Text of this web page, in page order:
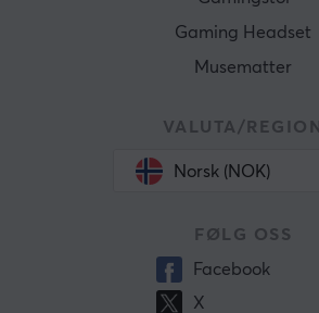
Gaming Headset
Musematter
VALUTA/REGION
Norsk (NOK)
FØLG OSS
Facebook
X